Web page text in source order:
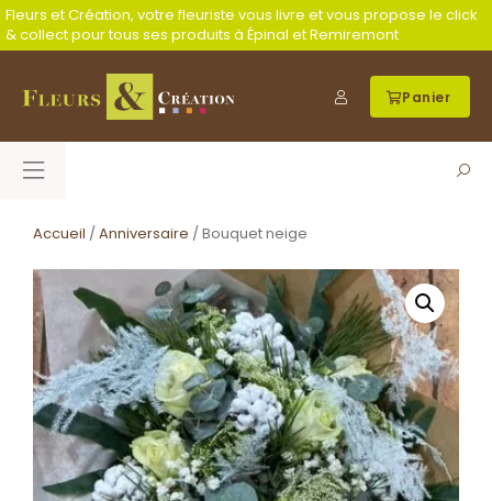
Fleurs et Création, votre fleuriste vous livre et vous propose le click
& collect pour tous ses produits à Épinal et Remiremont
Panier
Accueil / Anniversaire / Bouquet neige